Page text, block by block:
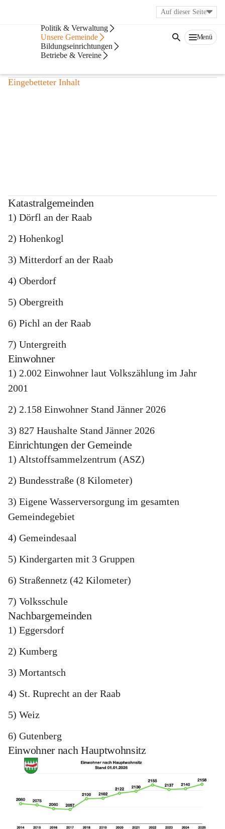
Politik & Verwaltung
Unsere Gemeinde
Bildungseinrichtungen
Betriebe & Vereine
Menü
Auf dieser Seite
Zahlen & Daten rund
um Mitterdorf
Eingebetteter Inhalt
Katastralgemeinden
1) Dörfl an der Raab
2) Hohenkogl
3) Mitterdorf an der Raab
4) Oberdorf
5) Obergreith
6) Pichl an der Raab
7) Untergreith
Einwohner
1) 2.002 Einwohner laut Volkszählung im Jahr
2001
2) 2.158 Einwohner Stand Jänner 2026
3) 827 Haushalte Stand Jänner 2026
Einrichtungen der Gemeinde
1) Altstoffsammelzentrum (ASZ)
2) Bundesstraße (8 Kilometer)
3) Eigene Wasserversorgung im gesamten
Gemeindegebiet
4) Gemeindesaal
5) Kindergarten mit 3 Gruppen
6) Straßennetz (42 Kilometer)
7) Volksschule
Nachbargemeinden
1) Eggersdorf
2) Kumberg
3) Mortantsch
4) St. Ruprecht an der Raab
5) Weiz
6) Gutenberg
Einwohner nach Hauptwohnsitz